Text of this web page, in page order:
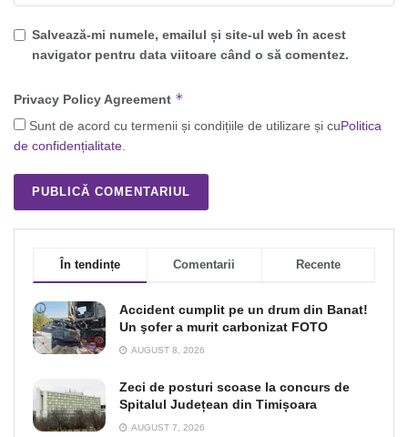
Salvează-mi numele, emailul și site-ul web în acest
navigator pentru data viitoare când o să comentez.
Privacy Policy Agreement *
Sunt de acord cu termenii și condițiile de utilizare și cuPolitica
de confidențialitate.
În tendințe Comentarii Recente
Accident cumplit pe un drum din Banat!
Un şofer a murit carbonizat FOTO
AUGUST 8, 2026
Zeci de posturi scoase la concurs de
Spitalul Județean din Timișoara
AUGUST 7, 2026